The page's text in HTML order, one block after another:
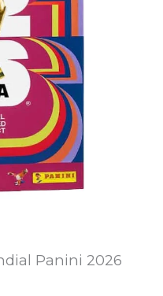
Panini 2026